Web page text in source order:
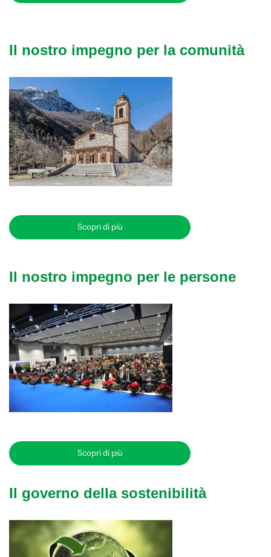
Il nostro impegno per la comunità
Scopri di più
Il nostro impegno per le persone
Scopri di più
Il governo della sostenibilità